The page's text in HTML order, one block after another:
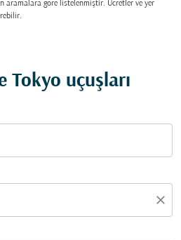
aramalara gore listelenmiştir. Ücretler ve yer
Tokyo uçuşları
close